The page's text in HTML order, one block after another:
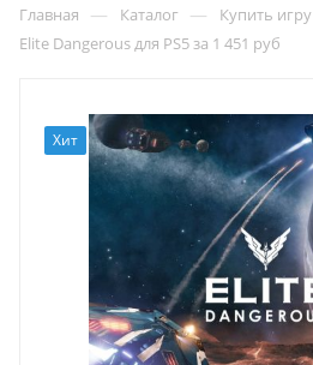
Главная — Каталог — Купить игру
Elite Dangerous для PS5 за 1 451 руб
Хит